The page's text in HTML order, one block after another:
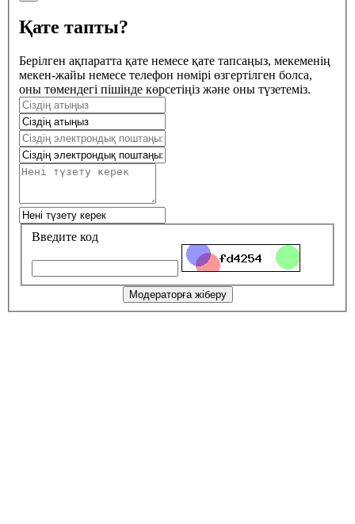
Қате тапты?
Берілген ақпаратта қате немесе қате тапсаңыз, мекеменің
мекен-жайы немесе телефон нөмірі өзгертілген болса,
оны төмендегі пішінде көрсетіңіз және оны түзетеміз.
Введите код
Модераторға жіберу